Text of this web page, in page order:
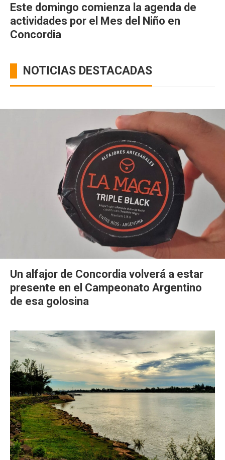
Este domingo comienza la agenda de
actividades por el Mes del Niño en
Concordia
NOTICIAS DESTACADAS
Un alfajor de Concordia volverá a estar
presente en el Campeonato Argentino
de esa golosina